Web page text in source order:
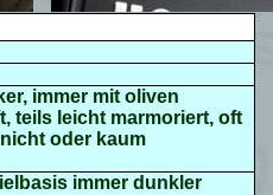
immer mit oliven
teils leicht marmoriert, oft
oder kaum
immer dunkler